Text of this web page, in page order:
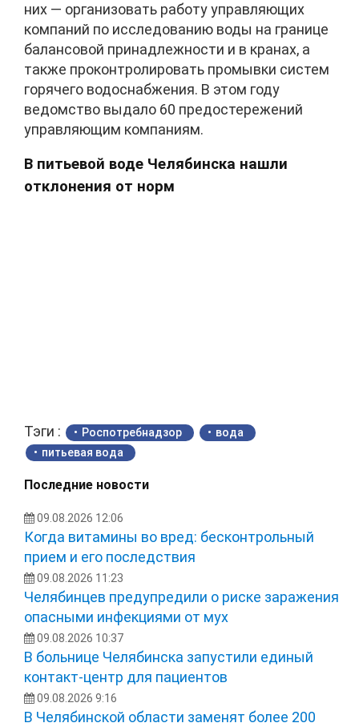
них — организовать работу управляющих
компаний по исследованию воды на границе
балансовой принадлежности и в кранах, а
также проконтролировать промывки систем
горячего водоснабжения. В этом году
ведомство выдало 60 предостережений
управляющим компаниям.
В питьевой воде Челябинска нашли
отклонения от норм
Тэги : Роспотребнадзор
вода
питьевая вода
Последние новости
09.08.2026 12:06
Когда витамины во вред: бесконтрольный
прием и его последствия
09.08.2026 11:23
Челябинцев предупредили о риске заражения
опасными инфекциями от мух
09.08.2026 10:37
В больнице Челябинска запустили единый
контакт-центр для пациентов
09.08.2026 9:16
В Челябинской области заменят более 200